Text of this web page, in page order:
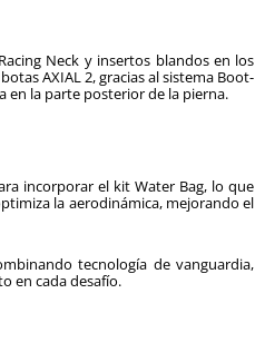
Neck y insertos blandos en los
AXIAL 2, gracias al sistema Boot-
en la parte posterior de la pierna.
incorporar el kit Water Bag, lo que
la aerodinámica, mejorando el
tecnología de vanguardia,
en cada desafío.